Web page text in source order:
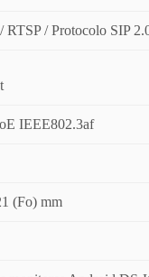
RTSP / Protocolo SIP
IEEE802.3af
(Fo) mm